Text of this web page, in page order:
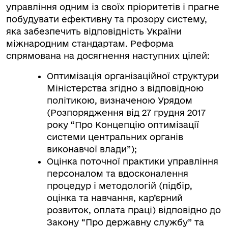
управління одним із своїх пріоритетів і прагне
побудувати ефективну та прозору систему,
яка забезпечить відповідність України
міжнародним стандартам. Реформа
спрямована на досягнення наступних цілей:
Оптимізація організаційної структури
Міністерства згідно з відповідною
політикою, визначеною Урядом
(Розпорядження від 27 грудня 2017
року “Про Концепцію оптимізації
системи центральних органів
виконавчої влади”);
Оцінка поточної практики управління
персоналом та вдосконалення
процедур і методологій (підбір,
оцінка та навчання, кар’єрний
розвиток, оплата праці) відповідно до
Закону “Про державну службу” та